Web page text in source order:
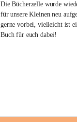
a
j
Die Bücherzelle wurde
für unsere Kleinen neu
gerne vorbei, vielleicht ist
Buch für euch dabei!
Wanduhr (!) benutzt und